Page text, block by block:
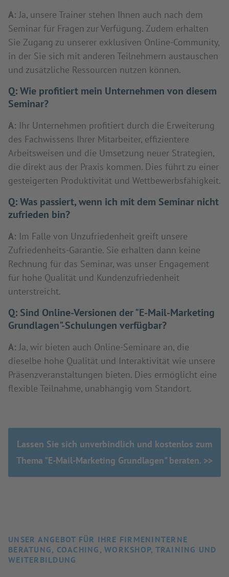
A: Ja, unsere Trainer stehen Ihnen auch nach dem
Seminar für Fragen zur Verfügung. Zudem erhalten
Sie Zugang zu unserer exklusiven Online-Community,
in der Sie sich mit anderen Teilnehmern austauschen
und zusätzliche Ressourcen nutzen können.
Q:Wie profitiert mein Unternehmen von diesem
Seminar?
A: Ihr Unternehmen profitiert durch die Erweiterung
des Fachwissens Ihrer Mitarbeiter, effizientere
Arbeitsweisen und die Umsetzung neuer Strategien,
die direkt aus der Praxis kommen. Dies führt zu einer
gesteigerten Produktivität und Wettbewerbsfähigkeit.
Q:Was passiert, wenn ich mit dem Seminar nicht
zufrieden bin?
A: Im Falle von Unzufriedenheit greift unsere
Zufriedenheits-Garantie. Sie erhalten dann keine
Rechnung für das Seminar, was unser Engagement
für hohe Qualität und Kundenzufriedenheit
unterstreicht.
Q: Sind Online-Versionen der "E-Mail-Marketing
Grundlagen"-Schulungen verfügbar?
A: Ja, wir bieten auch Online-Seminare an, die
dieselbe hohe Qualität und Interaktivität wie unsere
Präsenzveranstaltungen bieten. Dies ermöglicht eine
flexible Teilnahme, unabhängig vom Standort.
Lassen Sie sich unverbindlich und kostenlos zum
Thema "E-Mail-Marketing Grundlagen" beraten. >>
UNSER ANGEBOT FÜR IHRE FIRMENINTERNE
BERATUNG, COACHING, WORKSHOP, TRAINING UND
WEITERBILDUNG